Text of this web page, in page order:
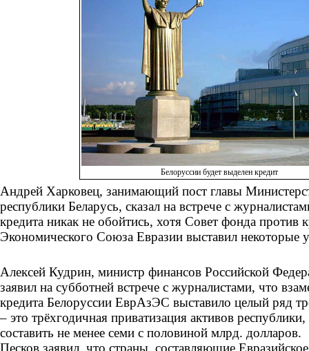
Белоруссии будет выделен кредит
Андрей Харковец, занимающий пост главы
республики Беларусь, сказал на встрече с
кредита никак не обойтись, хотя Совет фонда против
Экономического Союза Евразии выставил некоторые
Алексей Кудрин, министр финансов Российской
заявил на субботней встрече с журналистами, что
кредита Белоруссии ЕврАзЭС выставило целый ряд
– это трёхгодичная приватизация активов
составить не менее семи с половиной млрд. долларов.
Песков заявил, что страны, составляющие